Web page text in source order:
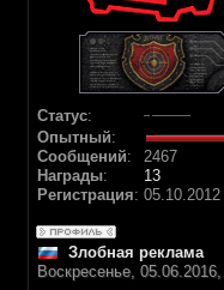
Статус:
Опытный:
Сообщений:
2467
Награды:
13
Регистрация: 05.10.2012
Злобная реклама
Воскресенье,